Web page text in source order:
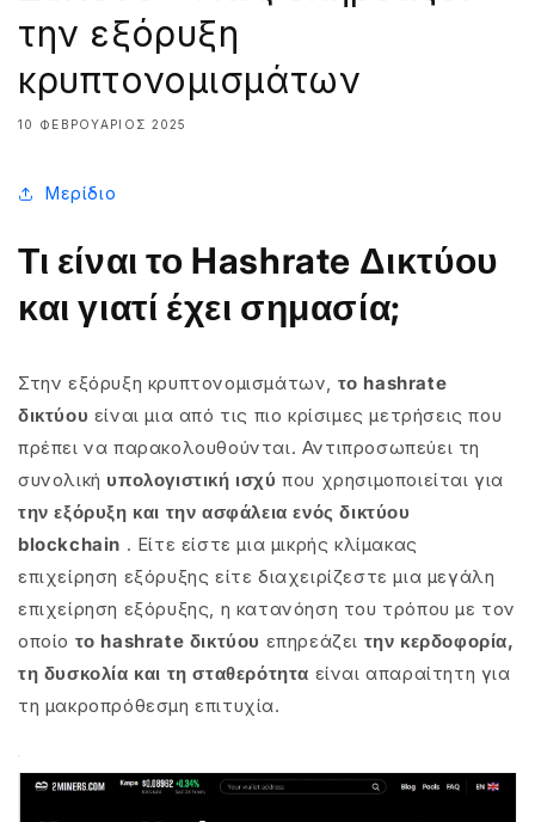
την εξόρυξη
κρυπτονομισμάτων
10 ΦΕΒΡΟΥΆΡΙΟΣ 2025
Μερίδιο
Τι είναι το Hashrate Δικτύου
και γιατί έχει σημασία;
Στην εξόρυξη κρυπτονομισμάτων, το hashrate
δικτύου είναι μια από τις πιο κρίσιμες μετρήσεις που
πρέπει να παρακολουθούνται. Αντιπροσωπεύει τη
συνολική υπολογιστική ισχύ που χρησιμοποιείται για
την εξόρυξη και την ασφάλεια ενός δικτύου
blockchain . Είτε είστε μια μικρής κλίμακας
επιχείρηση εξόρυξης είτε διαχειρίζεστε μια μεγάλη
επιχείρηση εξόρυξης, η κατανόηση του τρόπου με τον
οποίο το hashrate δικτύου επηρεάζει την κερδοφορία,
τη δυσκολία και τη σταθερότητα είναι απαραίτητη για
τη μακροπρόθεσμη επιτυχία.